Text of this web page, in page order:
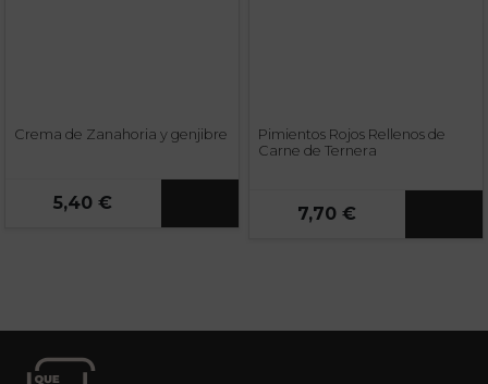
Crema de Zanahoria y genjibre
5,40 €
Pimientos Rojos Rellenos de
Carne de Ternera
7,70 €